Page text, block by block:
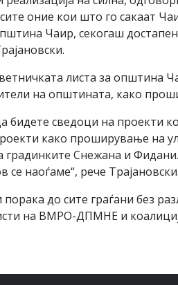
оние кои што го сакаат
Чаир, секогаш достапен,
листа за општина
на општината, како
бидете сведоци на проекти
како проширување на
градинките Снежана и
наоѓаме“, рече Трајановски.
порака до сите граѓани без
на ВМРО-ДПМНЕ и